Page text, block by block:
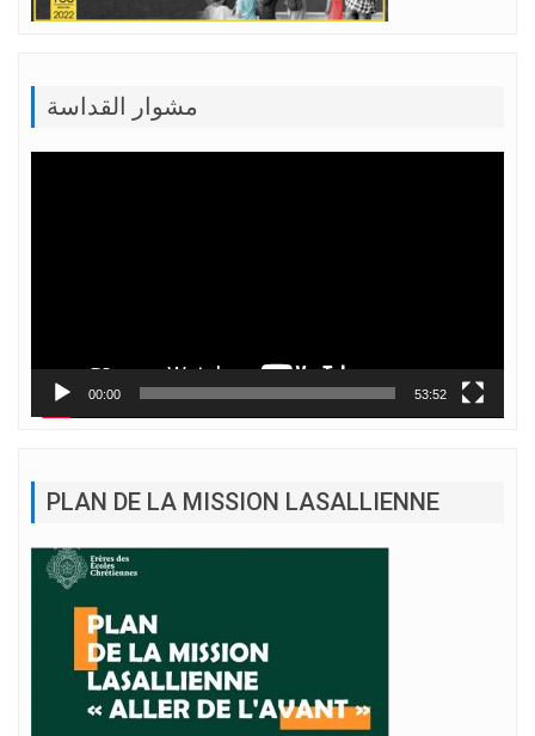
مشوار القداسة
00:00 53:52
PLAN DE LA MISSION LASALLIENNE